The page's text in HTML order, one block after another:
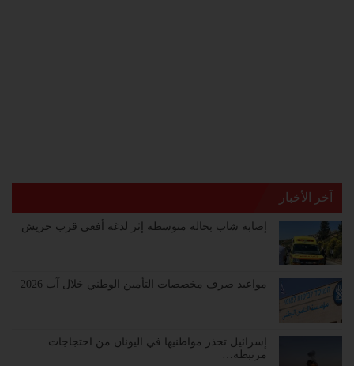
آخر الأخبار
إصابة شاب بحالة متوسطة إثر لدغة أفعى قرب حريش
مواعيد صرف مخصصات التأمين الوطني خلال آب 2026
إسرائيل تحذر مواطنيها في اليونان من احتجاجات
مرتبطة…